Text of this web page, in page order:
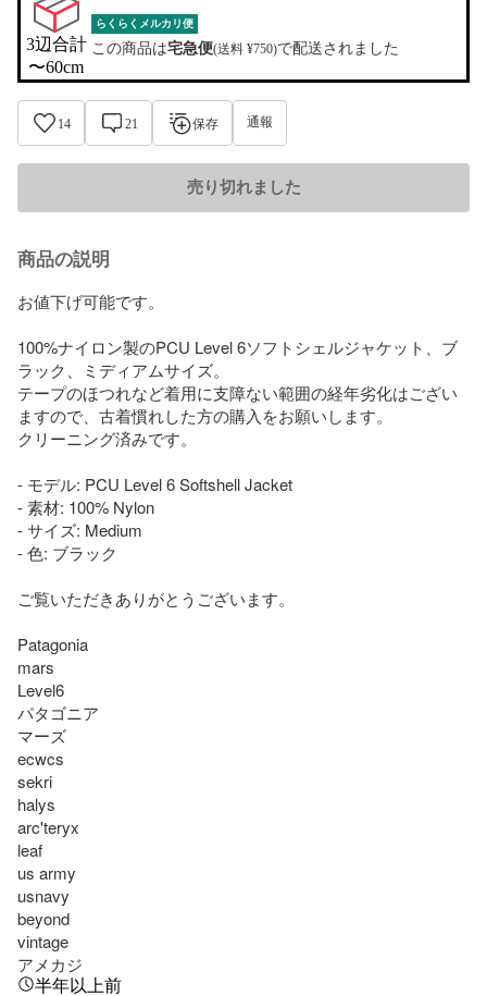
3辺合計
〜60cm
らくらくメルカリ便
この商品は宅急便(送料 ¥750)で配送されました
14 21 保存 通報
売り切れました
商品の説明
お値下げ可能です。
100%ナイロン製のPCU Level 6ソフトシェルジャケット、ブ
ラック、ミディアムサイズ。
テープのほつれなど着用に支障ない範囲の経年劣化はござい
ますので、古着慣れした方の購入をお願いします。
クリーニング済みです。
- モデル: PCU Level 6 Softshell Jacket
- 素材: 100% Nylon
- サイズ: Medium
- 色: ブラック
ご覧いただきありがとうございます。
Patagonia
mars
Level6
パタゴニア
マーズ
ecwcs
sekri
halys
arc'teryx
leaf
us army
usnavy
beyond
vintage
アメカジ
半年以上前